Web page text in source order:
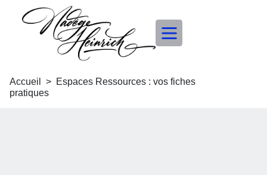
Accueil > Espaces Ressources : vos fiches
pratiques